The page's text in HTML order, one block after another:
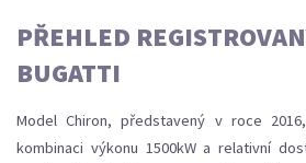
PŘEHLED
BUGATTI
Model Chiron, představený v roce
kombinaci výkonu 1500kW a relativní